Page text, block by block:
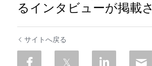
るインタビューが掲載
サイトへ戻る